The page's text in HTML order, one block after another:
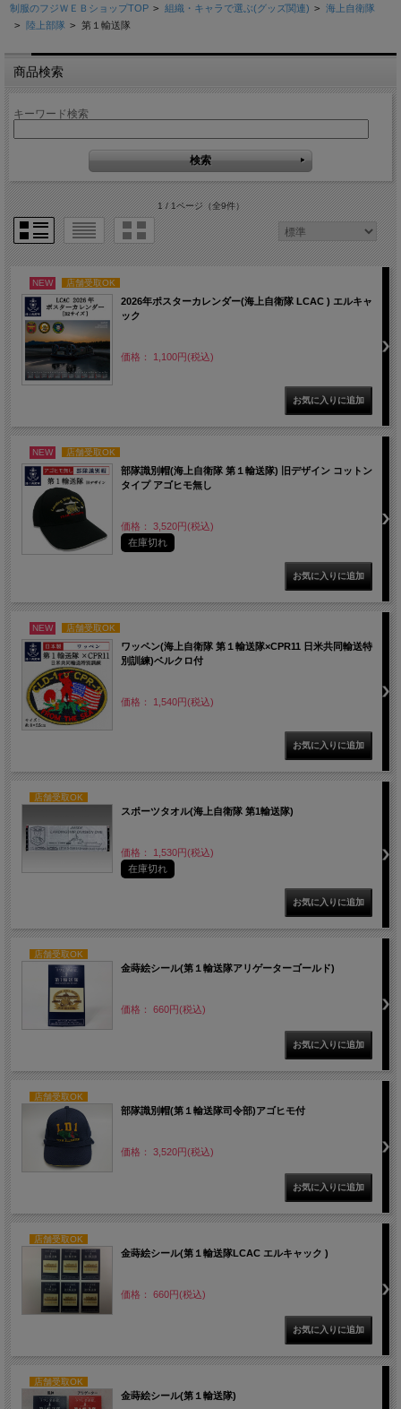
制服のフジＷＥＢショップTOP > 組織・キャラで選ぶ(グッズ関連) > 海上自衛隊
> 陸上部隊 > 第１輸送隊
商品検索
キーワード検索
1 / 1ページ（全9件）
NEW 店舗受取OK
2026年ポスターカレンダー(海上自衛隊 LCAC ) エルキャ
ック
価格： 1,100円(税込)
NEW 店舗受取OK
部隊識別帽(海上自衛隊 第１輸送隊) 旧デザイン コットン
タイプ アゴヒモ無し
価格： 3,520円(税込)
在庫切れ
NEW 店舗受取OK
ワッペン(海上自衛隊 第１輸送隊×CPR11 日米共同輸送特
別訓練)ベルクロ付
価格： 1,540円(税込)
店舗受取OK
スポーツタオル(海上自衛隊 第1輸送隊)
価格： 1,530円(税込)
在庫切れ
店舗受取OK
金蒔絵シール(第１輸送隊アリゲーターゴールド)
価格： 660円(税込)
店舗受取OK
部隊識別帽(第１輸送隊司令部)アゴヒモ付
価格： 3,520円(税込)
店舗受取OK
金蒔絵シール(第１輸送隊LCAC エルキャック )
価格： 660円(税込)
店舗受取OK
金蒔絵シール(第１輸送隊)